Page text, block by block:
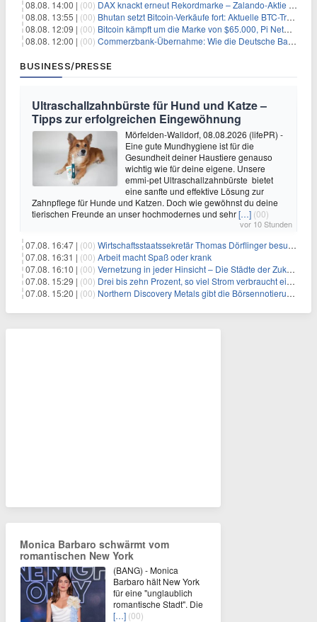
08.08. 14:00 | (00) DAX knackt erneut Rekordmarke – Zalando-Aktie crasht nach Quartalszahlen
08.08. 13:55 | (00) Bhutan setzt Bitcoin-Verkäufe fort: Aktuelle BTC-Transaktionen
08.08. 12:09 | (00) Bitcoin kämpft um die Marke von $65.000, Pi Network gewinnt an Unterstützung
08.08. 12:00 | (00) Commerzbank-Übernahme: Wie die Deutsche Bank im Schatten zum großen Gewinner wird
BUSINESS/PRESSE
Ultraschallzahnbürste für Hund und Katze –
Tipps zur erfolgreichen Eingewöhnung
Mörfelden-Walldorf, 08.08.2026 (lifePR) -
Eine gute Mundhygiene ist für die
Gesundheit deiner Haustiere genauso
wichtig wie für deine eigene. Unsere
emmi-pet Ultraschallzahnbürste bietet
eine sanfte und effektive Lösung zur
Zahnpflege für Hunde und Katzen. Doch wie gewöhnst du deine
tierischen Freunde an unser hochmodernes und sehr[…] (00)
vor 10 Stunden
07.08. 16:47 | (00) Wirtschaftsstaatssekretär Thomas Dörflinger besucht Handwerksbetrieb im Kammerbezirk Freiburg
07.08. 16:31 | (00) Arbeit macht Spaß oder krank
07.08. 16:10 | (00) Vernetzung in jeder Hinsicht – Die Städte der Zukunft sind grün-blau
07.08. 15:29 | (00) Drei bis zehn Prozent, so viel Strom verbraucht ein Aufzug im Gebäude
07.08. 15:20 | (00) Northern Discovery Metals gibt die Börsennotierung an der Frankfurter Wertpapierbörse bekannt
Monica Barbaro schwärmt vom
romantischen New York
(BANG) - Monica
Barbaro hält New York
für eine "unglaublich
romantische Stadt". Die
[…] (00)